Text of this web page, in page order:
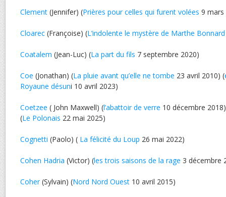
Clement (Jennifer) (Prières pour celles qui furent volées 9 mars
Cloarec (Françoise) (L’indolente le mystère de Marthe Bonnard
Coatalem (Jean-Luc) (La part du fils 7 septembre 2020)
Coe (Jonathan) (La pluie avant qu’elle ne tombe 23 avril 2010) (
Royaune désuni 10 avril 2023)
Coetzee ( John Maxwell) (l’abattoir de verre 10 décembre
(Le Polonais 22 mai 2025)
Cognetti (Paolo) ( La félicité du Loup 26 mai 2022)
Cohen Hadria (Victor) (les trois saisons de la rage 3 décembre
Coher(Sylvain) (Nord Nord Ouest 10 avril 2015)